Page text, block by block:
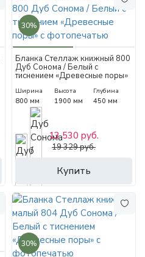
30%
Бланка Стеллаж книжный 800
Дуб Сонома / Белый с
тиснением «Древесные поры»
Ширина
800 мм
Высота
1900 мм
Глубина
450 мм
Купить
13 530 руб.
19 329 руб.
30%